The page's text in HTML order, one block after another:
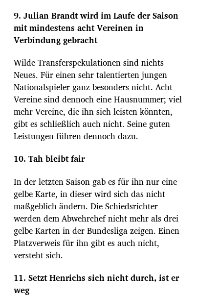
9. Julian Brandt wird im Laufe der Saison
mit mindestens acht Vereinen in
Verbindung gebracht
Wilde Transferspekulationen sind nichts
Neues. Für einen sehr talentierten jungen
Nationalspieler ganz besonders nicht. Acht
Vereine sind dennoch eine Hausnummer; viel
mehr Vereine, die ihn sich leisten könnten,
gibt es schließlich auch nicht. Seine guten
Leistungen führen dennoch dazu.
10. Tah bleibt fair
In der letzten Saison gab es für ihn nur eine
gelbe Karte, in dieser wird sich das nicht
maßgeblich ändern. Die Schiedsrichter
werden dem Abwehrchef nicht mehr als drei
gelbe Karten in der Bundesliga zeigen. Einen
Platzverweis für ihn gibt es auch nicht,
versteht sich.
11. Setzt Henrichs sich nicht durch, ist er
weg